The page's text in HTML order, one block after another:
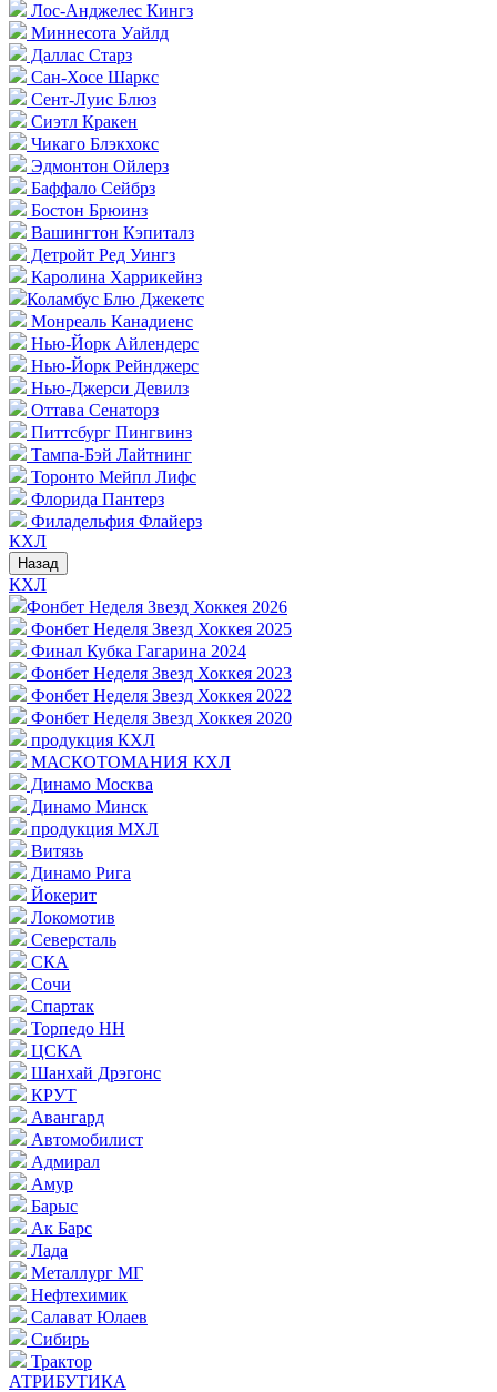
Лос-Анджелес Кингз
Миннесота Уайлд
Даллас Старз
Сан-Хосе Шаркс
Сент-Луис Блюз
Сиэтл Кракен
Чикаго Блэкхокс
Эдмонтон Ойлерз
Баффало Сейбрз
Бостон Брюинз
Вашингтон Кэпиталз
Детройт Ред Уингз
Каролина Харрикейнз
Коламбус Блю Джекетс
Монреаль Канадиенс
Нью-Йорк Айлендерс
Нью-Йорк Рейнджерс
Нью-Джерси Девилз
Оттава Сенаторз
Питтсбург Пингвинз
Тампа-Бэй Лайтнинг
Торонто Мейпл Лифс
Флорида Пантерз
Филадельфия Флайерз
КХЛ
Назад
КХЛ
Фонбет Неделя Звезд Хоккея 2026
Фонбет Неделя Звезд Хоккея 2025
Финал Кубка Гагарина 2024
Фонбет Неделя Звезд Хоккея 2023
Фонбет Неделя Звезд Хоккея 2022
Фонбет Неделя Звезд Хоккея 2020
продукция КХЛ
МАСКОТОМАНИЯ КХЛ
Динамо Москва
Динамо Минск
продукция МХЛ
Витязь
Динамо Рига
Йокерит
Локомотив
Северсталь
СКА
Сочи
Спартак
Торпедо НН
ЦСКА
Шанхай Дрэгонс
КРУТ
Авангард
Автомобилист
Адмирал
Амур
Барыс
Ак Барс
Лада
Металлург МГ
Нефтехимик
Салават Юлаев
Сибирь
Трактор
АТРИБУТИКА